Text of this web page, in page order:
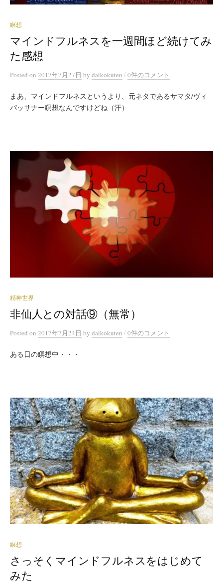
瞑想
マインドフルネスを一週間ほど続けてみ
た感想
Posted on 2017年7月27日 by daikokuten /0件のコメント
まあ、マインドフルネスというより、元ネタであるサマタ/ヴィ
パッサナー瞑想なんですけどね（汗）
精神世界
非仙人との対話⑨（無常）
Posted on 2017年7月24日 by daikokuten /0件のコメント
ある日の瞑想中・・・
瞑想
さっそくマインドフルネスをはじめて
みた